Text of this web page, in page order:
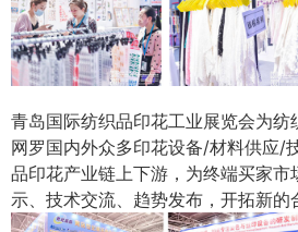
青岛国际纺织品印花工业展览会为纺
网罗国内外众多印花设备/材料供应/
品印花产业链上下游，为终端买家市
示、技术交流、趋势发布，开拓新的